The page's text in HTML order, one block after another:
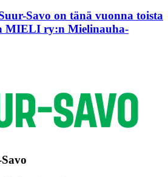
Savo on tänä vuonna toista
MIELI ry:n Mielinauha-